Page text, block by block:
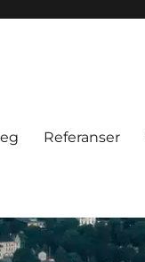
Referanser